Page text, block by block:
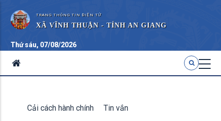
TRANG THÔNG TIN ĐIỆN TỬ
XÃ VĨNH THUẬN - TỈNH AN GIANG
Thứ sáu, 07/08/2026
Cải cách hành chính Tin vắn